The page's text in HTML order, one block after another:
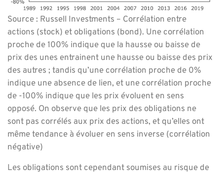
Source : Russell Investments – Corrélation entre
actions (stock) et obligations (bond). Une corrélation
proche de 100% indique que la hausse ou baisse de
prix des unes entrainent une hausse ou baisse des prix
des autres ; tandis qu’une corrélation proche de 0%
indique une absence de lien, et une corrélation proche
de -100% indique que les prix évoluent en sens
opposé. On observe que les prix des obligations ne
sont pas corrélés aux prix des actions, et qu’elles ont
même tendance à évoluer en sens inverse (corrélation
négative)
Les obligations sont cependant soumises au risque de